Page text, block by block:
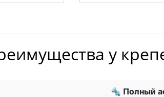
у
🔩 Полный